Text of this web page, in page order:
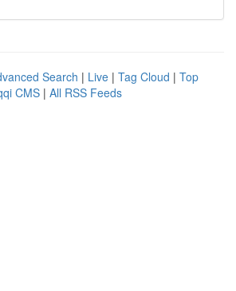
Search | Live | Tag Cloud | Top
CMS | All RSS Feeds